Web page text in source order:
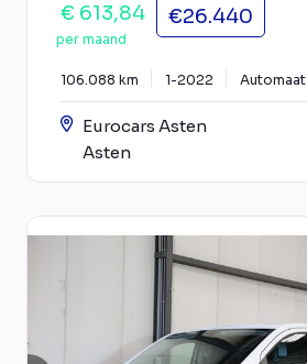
€ 613,84
per maand
€26.440
106.088 km 1-2022 Automaat
Eurocars Asten
Asten